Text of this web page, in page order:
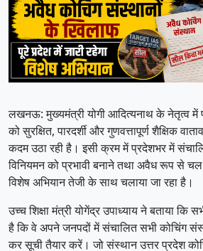
लखनऊ: मुख्यमंत्री योगी आदित्यनाथ के नेतृत्व में
को सुरक्षित, पारदर्शी और गुणवत्तापूर्ण शैक्षिक
कदम उठा रही है। इसी क्रम में प्रदेशभर में
विनियमन को प्रभावी बनाने तथा अवैध रूप से
विशेष अभियान तेजी के साथ चलाया जा रहा है।
उच्च शिक्षा मंत्री योगेंद्र उपाध्याय ने बताया कि
है कि वे अपने जनपदों में संचालित सभी कोचिंग
कर सूची तैयार करें। जो संस्थान उत्तर प्रदेश